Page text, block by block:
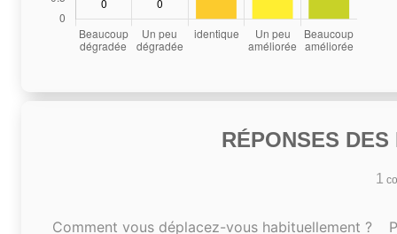
RÉPONSES
1
Comment vous déplacez-vous habituellement ?